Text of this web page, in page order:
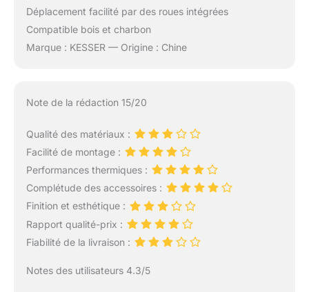
Déplacement facilité par des roues intégrées
Compatible bois et charbon
Marque : KESSER — Origine : Chine
Note de la rédaction 15/20
Qualité des matériaux :
Facilité de montage :
Performances thermiques :
Complétude des accessoires :
Finition et esthétique :
Rapport qualité-prix :
Fiabilité de la livraison :
Notes des utilisateurs 4.3/5